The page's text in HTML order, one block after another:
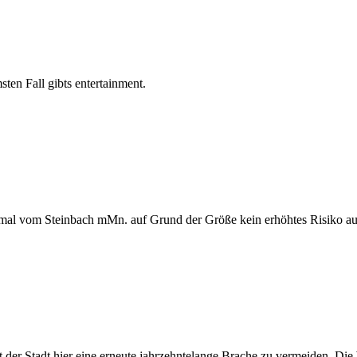
Fall gibts entertainment.
vom Steinbach mMn. auf Grund der Größe kein erhöhtes Risiko